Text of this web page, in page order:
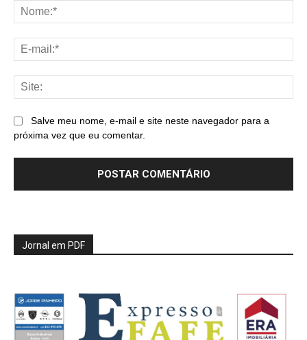
Salve meu nome, e-mail e site neste navegador para a
próxima vez que eu comentar.
Jornal em PDF